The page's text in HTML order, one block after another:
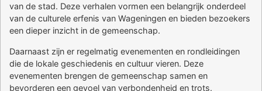
van de stad. Deze verhalen vormen een belangrijk onderdeel
van de culturele erfenis van Wageningen en bieden bezoekers
een dieper inzicht in de gemeenschap.
Daarnaast zijn er regelmatig evenementen en rondleidingen
die de lokale geschiedenis en cultuur vieren. Deze
evenementen brengen de gemeenschap samen en
bevorderen een gevoel van verbondenheid en trots.